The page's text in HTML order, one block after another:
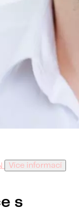
Více informací
s